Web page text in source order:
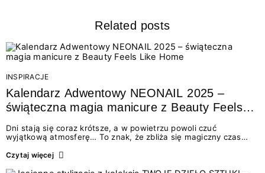
Related posts
INSPIRACJE
Kalendarz Adwentowy NEONAIL 2025 –
świąteczna magia manicure z Beauty Feels
Dni stają się coraz krótsze, a w powietrzu powoli czuć
wyjątkową atmosferę… To znak, że zbliża się magiczny czas
o świątecznym manicure w zupełnie nowej odsłonie. W tym roku
Czytaj więcej